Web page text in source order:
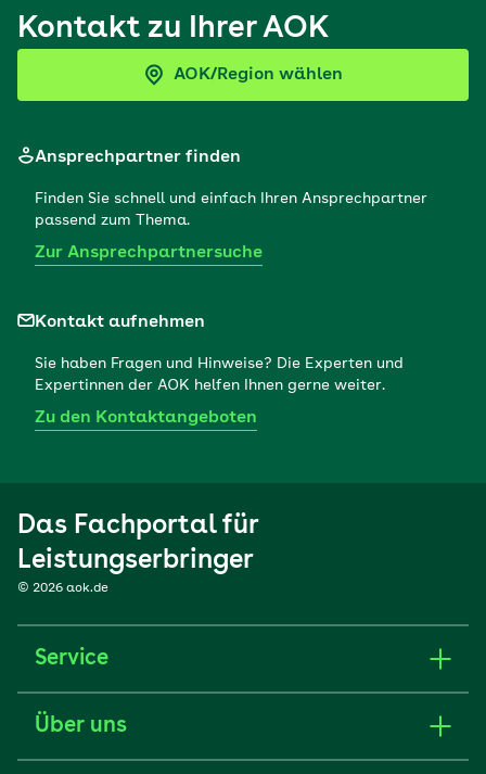
Kontakt zu Ihrer AOK
AOK/Region wählen
Ansprechpartner finden
Finden Sie schnell und einfach Ihren Ansprechpartner
passend zum Thema.
Zur Ansprechpartnersuche
Kontakt aufnehmen
Sie haben Fragen und Hinweise? Die Experten und
Expertinnen der AOK helfen Ihnen gerne weiter.
Zu den Kontaktangeboten
Das Fachportal für
Leistungserbringer
© 2026 aok.de
Service
Über uns